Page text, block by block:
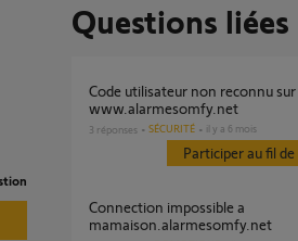
Questions liées
Code utilisateur non reconnu sur
www.alarmesomfy.net
3 réponses SÉCURITÉ il y a 6 mois
Participer au fil
Connection impossible a
mamaison.alarmesomfy.net